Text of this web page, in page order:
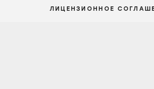
ЛИЦЕНЗИОННОЕ